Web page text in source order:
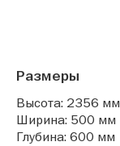
Размеры
Высота: 2356 мм
Ширина: 500 мм
Глубина: 600 мм